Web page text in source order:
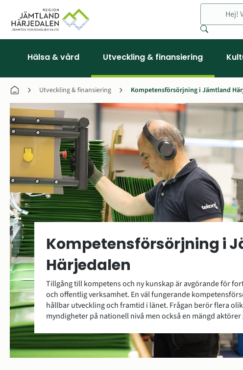
Hälsa & vård Utveckling & finansiering
Utveckling & finansiering Kompetensförsörjning i Jämtland
Kompetensförsörjning i
Härjedalen
Tillgång till kompetens och ny kunskap är avgörande för
och offentlig verksamhet. En väl fungerande
hållbar utveckling och framtid i länet. Frågan berör flera
myndigheter på nationell nivå men också en mängd